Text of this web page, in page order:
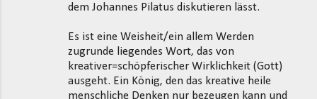
dem Johannes Pilatus diskutieren lässt.
Es ist eine Weisheit/ein allem Werden
zugrunde liegendes Wort, das von
kreativer=schöpferischer Wirklichkeit (Gott)
ausgeht. Ein König, den das kreative heile
menschliche Denken nur bezeugen kann und